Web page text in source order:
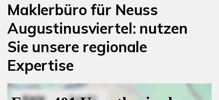
Maklerbüro für Neuss
Augustinusviertel: nutzen
Sie unsere regionale
Expertise